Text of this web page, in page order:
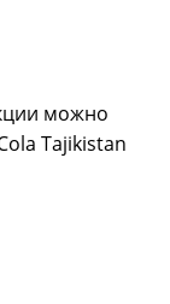
можно
Tajikistan